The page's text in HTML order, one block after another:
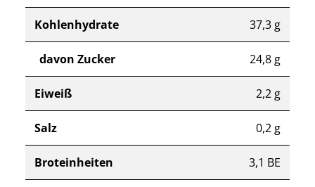
Kohlenhydrate 37,3 g
davon Zucker 24,8 g
Eiweiß 2,2 g
Salz 0,2 g
Broteinheiten 3,1 BE